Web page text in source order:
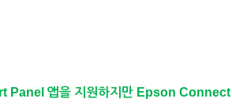
Panel 앱을 지원하지만 Epson Connect